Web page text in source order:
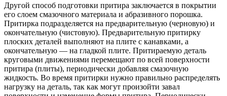
Другой способ подготовки притира заключается в покрытии
его слоем смазочного материала и абразивного порошка.
Притирка подразделяется на предварительную (черновую) и
окончательную (чистовую). Предварительную притирку
плоских деталей выполняют на плите с канавками, а
окончательную — на гладкой плите. Притираемую деталь
круговыми движениями перемещают по всей поверхности
притира (плиты), периодически добавляя смазочную
жидкость. Во время притирки нужно правильно распределять
нагрузку на деталь, так как могут произойти завал